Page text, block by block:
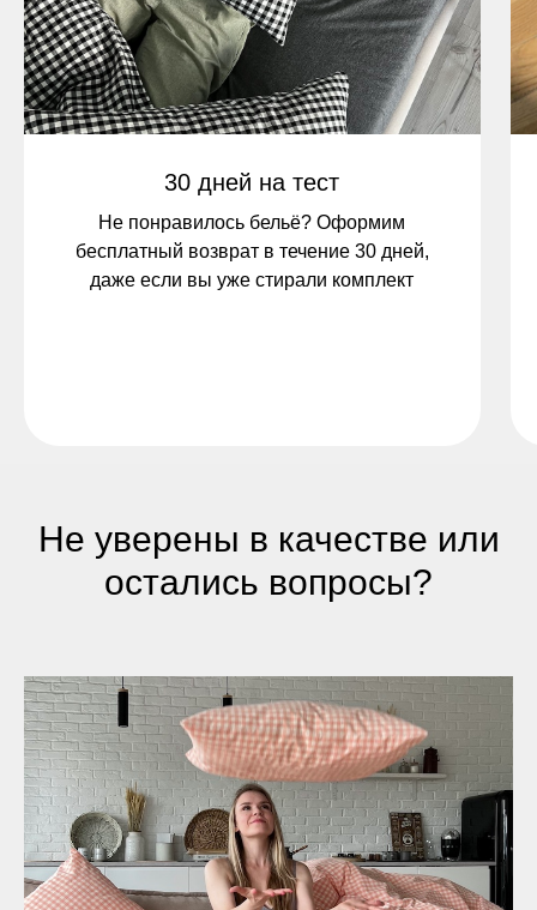
30 дней на тест
Не понравилось бельё? Оформим
бесплатный возврат в течение 30 дней,
даже если вы уже стирали комплект
Не уверены в качестве или
остались вопросы?